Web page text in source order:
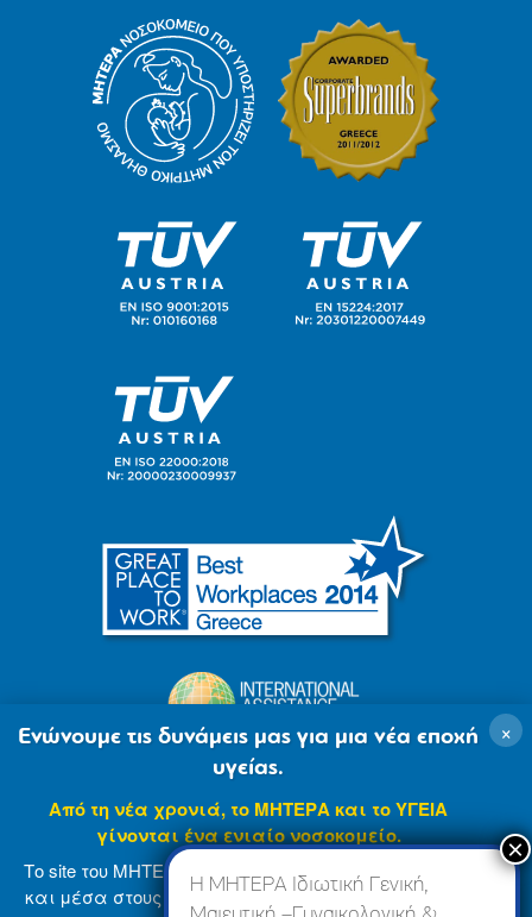
Η ΜΗΤΕΡΑ Ιδιωτική Γενική,
×
Ενώνουμε τις δυνάμεις μας για μια νέα εποχή
υγείας.
Από τη νέα χρονιά, το ΜΗΤΕΡΑ και το ΥΓΕΙΑ
γίνονται ένα ενιαίο νοσοκομείο.
Το site του ΜΗΤΕΡΑ βρίσκεται σε φάση ανανέωσης
και μέσα στους επόμενους μήνες θα ενσωματωθεί